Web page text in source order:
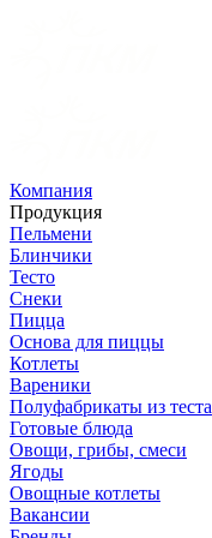
Компания
Продукция
Пельмени
Блинчики
Тесто
Снеки
Пицца
Основа для пиццы
Котлеты
Вареники
Полуфабрикаты из теста
Готовые блюда
Овощи, грибы, смеси
Ягоды
Овощные котлеты
Вакансии